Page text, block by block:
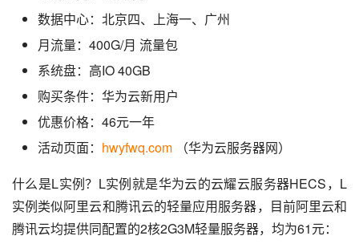
数据中心：北京四、上海一、广州
月流量：400G/月 流量包
系统盘：高IO 40GB
购买条件：华为云新用户
优惠价格：46元一年
活动页面： hwyfwq.com （华为云服务器网）
什么是L实例？L实例就是华为云的云耀云服务器HECS，L
实例类似阿里云和腾讯云的轻量应用服务器，目前阿里云和
腾讯云均提供同配置的2核2G3M轻量服务器，均为61元：